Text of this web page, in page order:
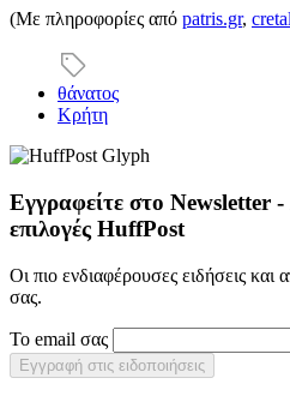
(Με πληροφορίες από patris.gr,
θάνατος
Κρήτη
Εγγραφείτε στο Newsletter
επιλογές HuffPost
Οι πιο ενδιαφέρουσες ειδήσεις
σας.
Το email σας
Εγγραφή στις ειδοποιήσεις